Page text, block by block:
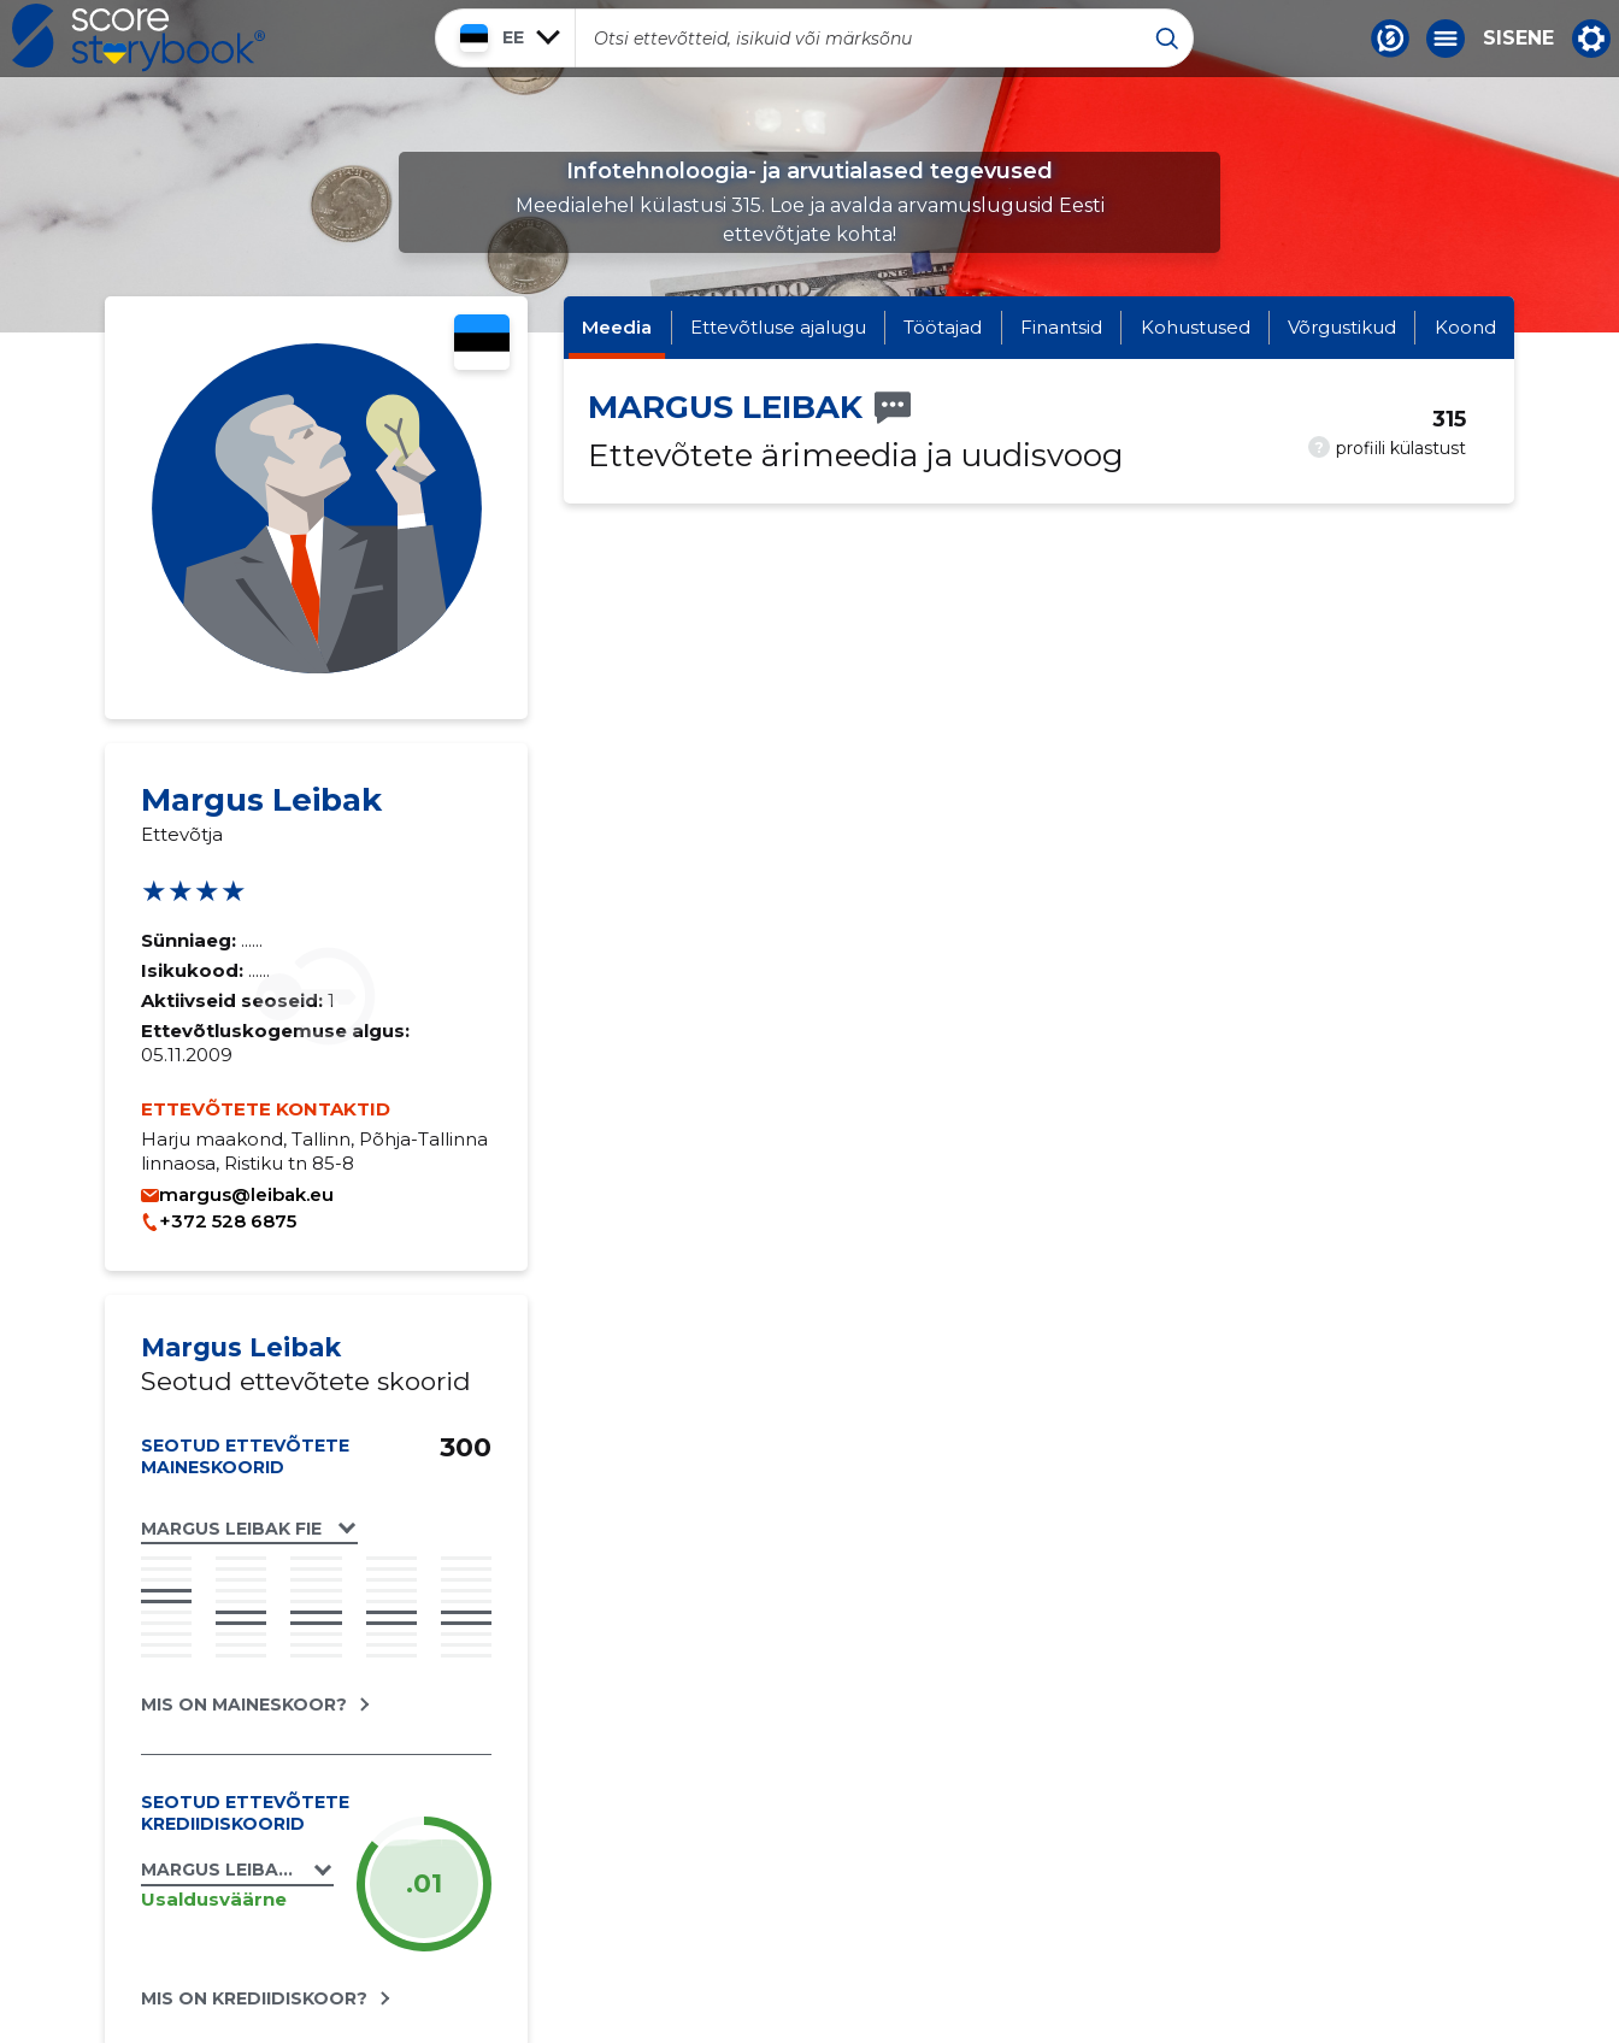
EE SISENE
Infotehnoloogia- ja arvutialased tegevused
Meedialehel külastusi 315. Loe ja avalda arvamuslugusid Eesti
ettevõtjate kohta!
Margus Leibak
Ettevõtja
★★★★
Sünniaeg: ......
Isikukood: ......
Aktiivseid seoseid: 1
Ettevõtluskogemuse algus:
05.11.2009
ETTEVÕTETE KONTAKTID
Harju maakond, Tallinn, Põhja-Tallinna
linnaosa, Ristiku tn 85-8
margus@leibak.eu
+372 528 6875
Margus Leibak
Seotud ettevõtete skoorid
SEOTUD ETTEVÕTETE
MAINESKOORID
MARGUS LEIBAK FIE
300
MIS ON MAINESKOOR?
SEOTUD ETTEVÕTETE
KREDIIDISKOORID
MARGUS LEIBAK FIE
Usaldusväärne .01
MIS ON KREDIIDISKOOR?
Meedia Ettevõtluse ajalugu Töötajad Finantsid Kohustused Võrgustikud Koond
MARGUS LEIBAK
Ettevõtete ärimeedia ja uudisvoog
? profiili külastust
315